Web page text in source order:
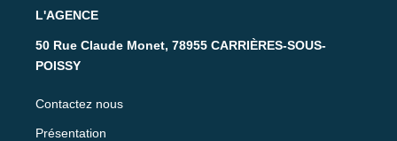
L'AGENCE
50 Rue Claude Monet, 78955 CARRIÈRES-SOUS-
POISSY
Contactez nous
Présentation